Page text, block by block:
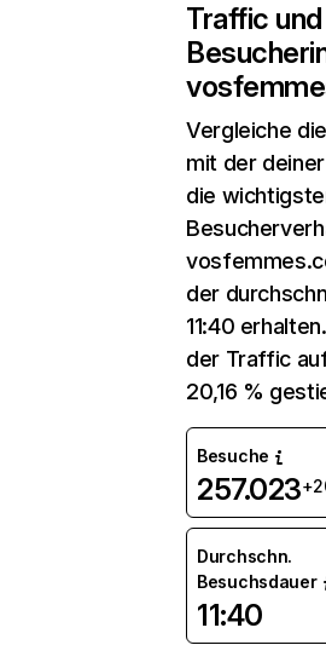
Traffic und
Vergleiche
mit der
die
der
11:40
der Traffic
20,16 %
Besuche
257.023
Durchschn.
Besuchsdauer
11:40